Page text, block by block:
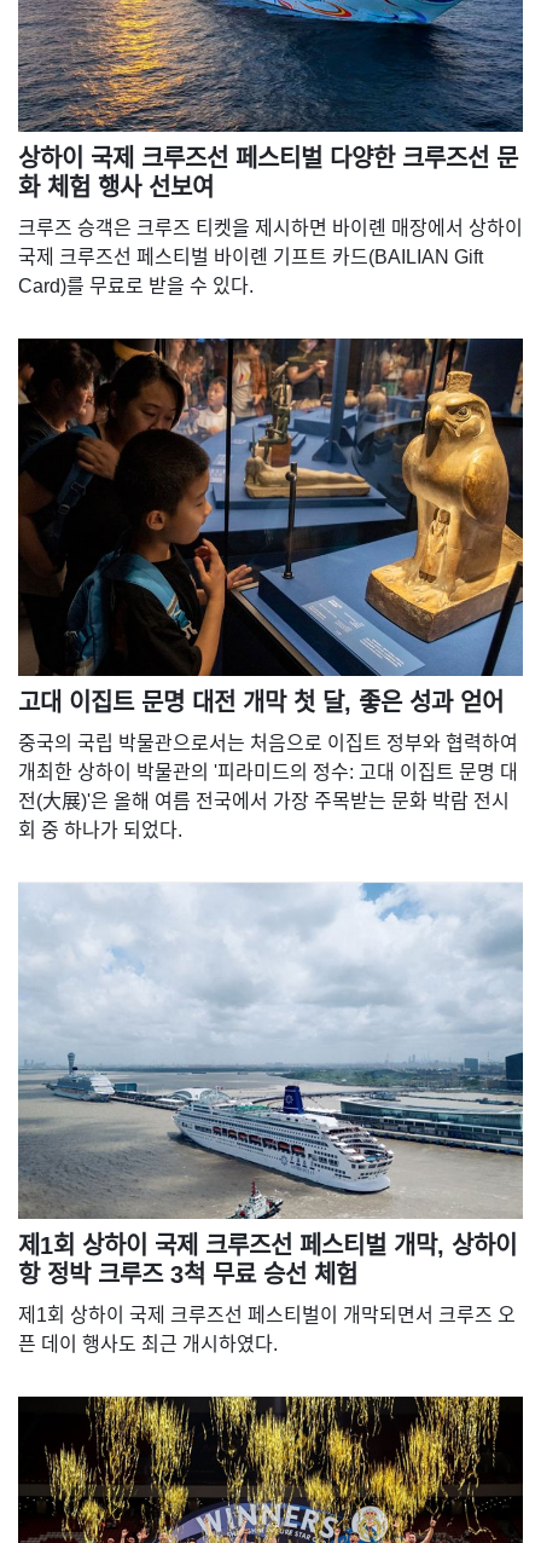
상하이 국제 크루즈선 페스티벌 다양한 크루즈선 문
화 체험 행사 선보여
크루즈 승객은 크루즈 티켓을 제시하면 바이롄 매장에서 상하이
국제 크루즈선 페스티벌 바이롄 기프트 카드(BAILIAN Gift
Card)를 무료로 받을 수 있다.
고대 이집트 문명 대전 개막 첫 달, 좋은 성과 얻어
중국의 국립 박물관으로서는 처음으로 이집트 정부와 협력하여
개최한 상하이 박물관의 '피라미드의 정수: 고대 이집트 문명 대
전(大展)'은 올해 여름 전국에서 가장 주목받는 문화 박람 전시
회 중 하나가 되었다.
제1회 상하이 국제 크루즈선 페스티벌 개막, 상하이
항 정박 크루즈 3척 무료 승선 체험
제1회 상하이 국제 크루즈선 페스티벌이 개막되면서 크루즈 오
픈 데이 행사도 최근 개시하였다.